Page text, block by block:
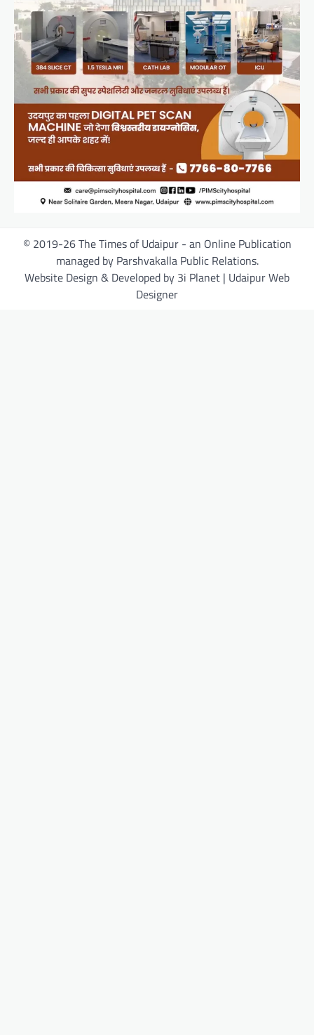
© 2019-26 The Times of Udaipur - an Online Publication
managed by Parshvakalla Public Relations.
Website Design & Developed by 3i Planet | Udaipur Web
Designer